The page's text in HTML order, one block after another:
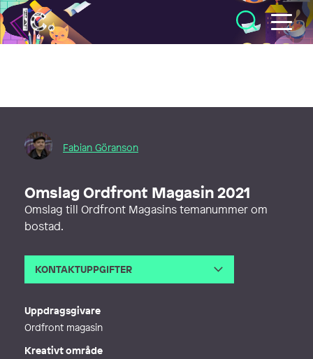
Illustratörcentrum
Fabian Göranson
Omslag Ordfront Magasin 2021
Omslag till Ordfront Magasins temanummer om
bostad.
KONTAKTUPPGIFTER
Uppdragsgivare
Ordfront magasin
Kreativt område